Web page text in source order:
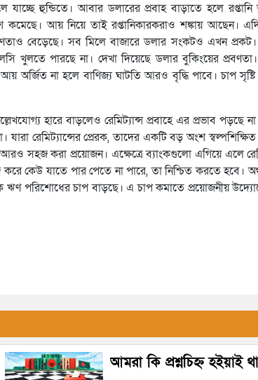
যাচ্ছে হুন্ডিতে। আবার ডলারের প্রবাহ বাড়াতে হলে
কমেছে। আয় নিয়ে তাই রপ্তানিকারকরাও শঙ্কায় আছেন।
বেড়েছে। সব মিলে বাজারে ডলার সংকটও এখন
খুলতে পারছে না। দেখা দিয়েছে ডলার বুকিংয়ের
অর্জিত না হলে বাণিজ্য ঘাটতি আরও বৃদ্ধি পাবে। চাপ সৃষ্টি
হারে বাড়লেও রেমিট্যান্স প্রবাহে এর প্রভাব পড়ছে
যারা রেমিট্যান্সের প্রেরক, তাদের একটি বড় অংশ
সহজ করা প্রয়োজন। এক্ষেত্রে ব্যাংকগুলো এগিয়ে এলে
কেউ যাতে পার পেতে না পারে, তা নিশ্চিত করতে হবে।
পরিশোধের চাপ বাড়ছে। এ চাপ কমাতে প্রয়োজনীয়
আমরা কি প্রশ্নচিহ্ন হইয়াই